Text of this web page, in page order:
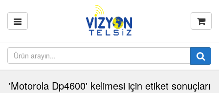
'Motorola Dp4600' kelimesi için etiket sonuçları